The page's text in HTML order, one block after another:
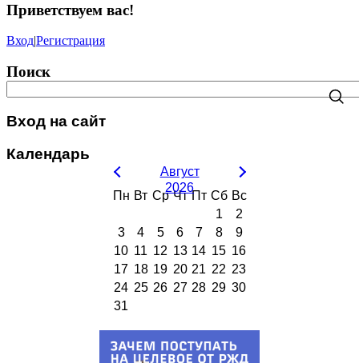
Приветствуем вас!
Вход|Регистрация
Поиск
Вход на сайт
Календарь
Август
2026
Пн Вт Ср Чт Пт Сб Вс
1
2
3
4 5 6 7 8
9
10 11 12 13 14 15 16
17 18 19 20 21 22 23
24 25 26 27 28 29 30
31